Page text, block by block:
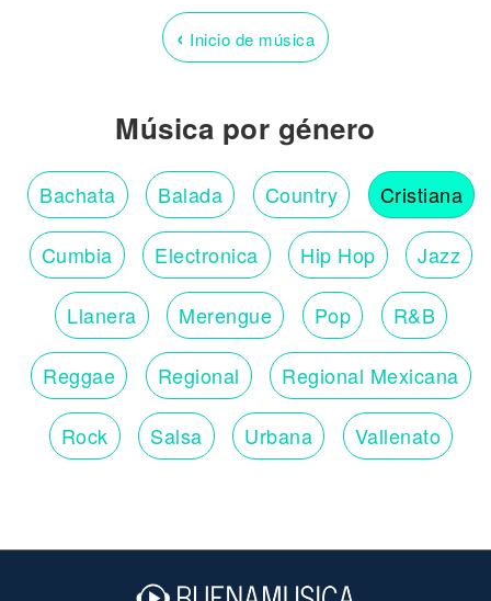
‹ Inicio de música
Música por género
Bachata Balada Country Cristiana
Cumbia Electronica Hip Hop Jazz
Llanera Merengue Pop R&B
Reggae Regional Regional Mexicana
Rock Salsa Urbana Vallenato